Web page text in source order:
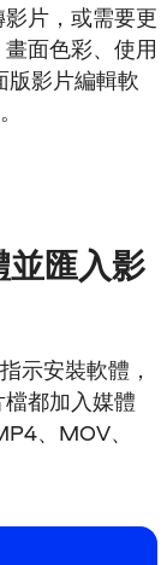
片，或需要更
面色彩、使用
版影片編輯軟
並匯入影
示安裝軟體，
都加入媒體
、MOV、